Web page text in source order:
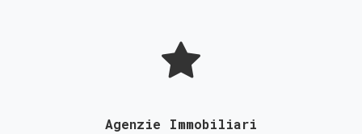
Agenzie Immobiliari